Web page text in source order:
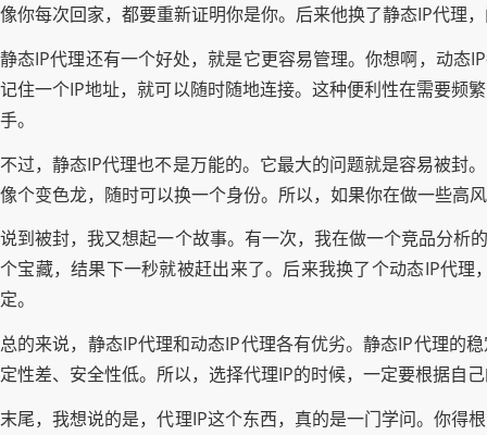
像你每次回家，都要重新证明你是你。后来他换了静态IP代理
静态IP代理还有一个好处，就是它更容易管理。你想啊，动态
记住一个IP地址，就可以随时随地连接。这种便利性在需要频
手。
不过，静态IP代理也不是万能的。它最大的问题就是容易被封
像个变色龙，随时可以换一个身份。所以，如果你在做一些高
说到被封，我又想起一个故事。有一次，我在做一个竞品分析
个宝藏，结果下一秒就被赶出来了。后来我换了个动态IP代
定。
总的来说，静态IP代理和动态IP代理各有优劣。静态IP代理的
定性差、安全性低。所以，选择代理IP的时候，一定要根据自
末尾，我想说的是，代理IP这个东西，真的是一门学问。你得